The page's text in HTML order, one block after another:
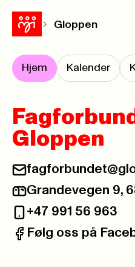
Gloppen
Hjem Kalender
Gloppen
E-post:
Postadresse:
Grandevegen 9,
Telefon:
+47 991 56 963
Facebook:
Følg oss på